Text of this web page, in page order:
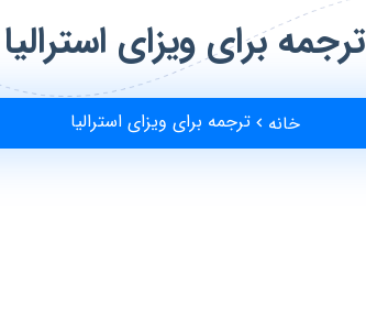
ترجمه برای ویزای استرالیا
خانه ترجمه برای ویزای استرالیا